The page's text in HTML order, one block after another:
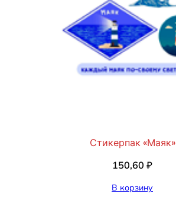
Стикерпак «Маяк»
150,60 ₽
В корзину